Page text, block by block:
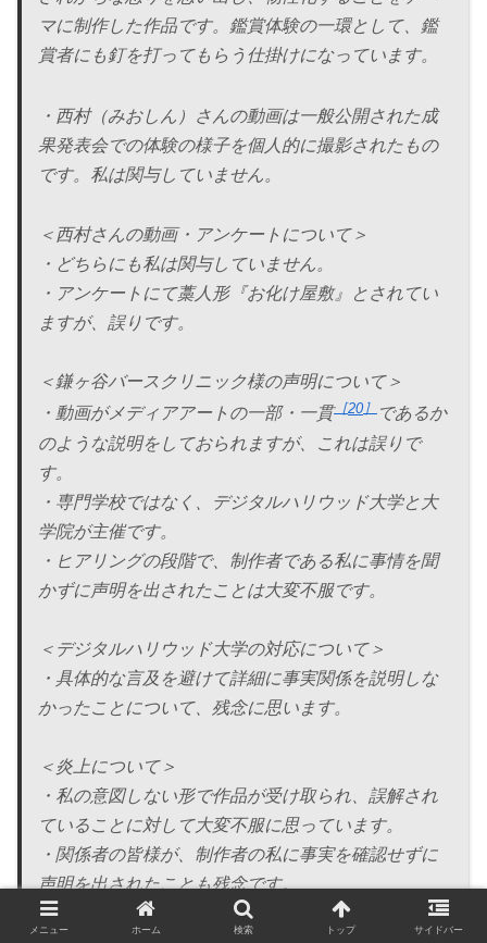
マに制作した作品です。鑑賞体験の一環として、鑑
賞者にも釘を打ってもらう仕掛けになっています。
・西村（みおしん）さんの動画は一般公開された成
果発表会での体験の様子を個人的に撮影されたもの
です。私は関与していません。
＜西村さんの動画・アンケートについて＞
・どちらにも私は関与していません。
・アンケートにて藁人形『お化け屋敷』とされてい
ますが、誤りです。
＜鎌ヶ谷バースクリニック様の声明について＞
・動画がメディアアートの一部・一貫
20
であるか
のような説明をしておられますが、これは誤りで
す。
・専門学校ではなく、デジタルハリウッド大学と大
学院が主催です。
・ヒアリングの段階で、制作者である私に事情を聞
かずに声明を出されたことは大変不服です。
＜デジタルハリウッド大学の対応について＞
・具体的な言及を避けて詳細に事実関係を説明しな
かったことについて、残念に思います。
＜炎上について＞
・私の意図しない形で作品が受け取られ、誤解され
ていることに対して大変不服に思っています。
・関係者の皆様が、制作者の私に事実を確認せずに
声明を出されたことも残念です。
・藁人形は講義において落合陽一先生から最優秀の
メニュー ホーム 検索 トップ サイドバー